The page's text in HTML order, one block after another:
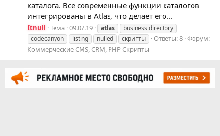
каталога. Все современные функции каталогов
интегрированы в Atlas, что делает его...
Itnull Тема 09.07.19 atlas
business directory
codecanyon
listing nulled скрипты Ответы: 8 Форум:
Коммерческие CMS, CRM, PHP Скрипты